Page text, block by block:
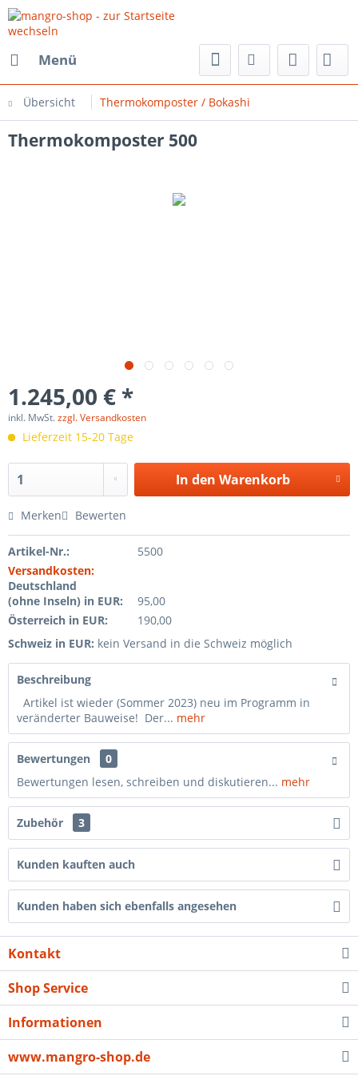
Menü
Übersicht Thermokomposter / Bokashi
Thermokomposter 500
1.245,00 € *
inkl. MwSt.zzgl. Versandkosten
Lieferzeit 15-20 Tage
In den Warenkorb
Merken Bewerten
Artikel-Nr.:
5500
Versandkosten:
Deutschland
(ohne Inseln) in EUR:
95,00
Österreich in EUR:
190,00
Schweiz in EUR: kein Versand in die Schweiz möglich
Beschreibung
Artikel ist wieder (Sommer 2023) neu im Programm in
veränderter Bauweise! Der... mehr
Bewertungen
0
Bewertungen lesen, schreiben und diskutieren... mehr
Zubehör 3
Kunden kauften auch
Kunden haben sich ebenfalls angesehen
Kontakt
Shop Service
Informationen
www.mangro-shop.de